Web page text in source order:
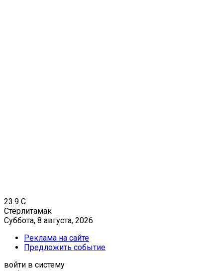
23.9 C
Стерлитамак
Суббота, 8 августа, 2026
Реклама на сайте
Предложить событие
войти в систему